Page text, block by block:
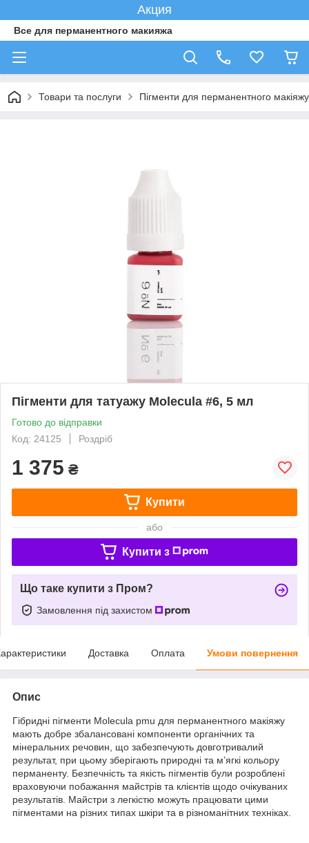
Акция
Все для перманентного макияжа
Товари та послуги Пігменти для перманентного макіяжу
Пігменти для татуажу Molecula #6, 5 мл
Готово до відправки
Код: 24125
Роздріб
1 375 ₴
Купити
або
Купити з
Що таке купити з Пром?
Замовлення під захистом
Доставка Оплата Умови повернення
Опис
Гібридні пігменти Molecula pmu для перманентного макіяжу
мають добре збалансовані компоненти органічних та
мінеральних речовин, що забезпечують довготривалий
результат, при цьому зберігають природні та мʼягкі кольору
перманенту. Безпечність та якість пігментів були розроблені
враховуючи побажання майстрів та клієнтів щодо очікуваних
результатів. Майстри з легкістю можуть працювати цими
пігментами на різних типах шкіри та в різноманітних техніках.